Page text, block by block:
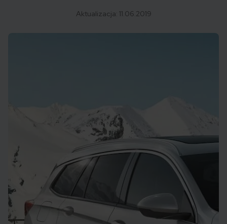
Aktualizacja: 11.06.2019